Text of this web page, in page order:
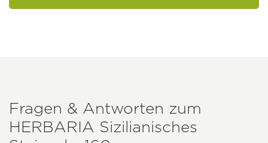
Fragen & Antworten zum
HERBARIA Sizilianisches